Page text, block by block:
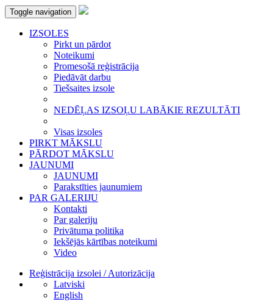
Toggle navigation
IZSOLES
Pirkt un pārdot
Noteikumi
Promesošā reģistrācija
Piedāvāt darbu
Tiešsaites izsole
NEDĒĻAS IZSOĻU LABĀKIE REZULTĀTI
Visas izsoles
PIRKT MĀKSLU
PĀRDOT MĀKSLU
JAUNUMI
JAUNUMI
Parakstīties jaunumiem
PAR GALERIJU
Kontakti
Par galeriju
Privātuma politika
Iekšējās kārtības noteikumi
Video
Reģistrācija izsolei / Autorizācija
Latviski
English